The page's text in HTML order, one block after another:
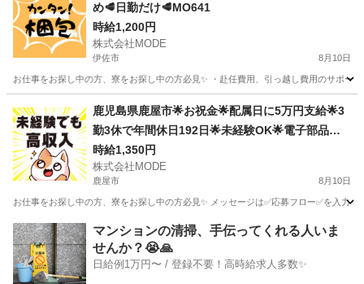
め🥩日勤だけ🥩MO641
時給1,200円
株式会社MODE
伊佐市 8月10日
お仕事をお探し中の方、寮をお探し中の方必見✨ ・赴任費用、引っ越し費用のサポ
軽作業 時給
鹿児島県鹿屋市🌟お祝金🌟配属日に5万円支給🌟3
勤3休で年間休日192日🌟未経験OK🌟電子部品の
検査・入力作業🌟MWTa19a
時給1,350円
株式会社MODE
鹿屋市 8月10日
お仕事をお探し中の方、寮をお探し中の方必見✨ メッセージは✅応募フロー✅を入力
鹿児島 鹿屋市 軽作業 時給
マンションの清掃、手伝ってくれる人いま
せんか？😭🙏
日給例1万円〜 / 登録不要！高時給求人多数✨